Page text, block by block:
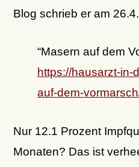
Blog schrieb er am
“Masern auf dem
https://hausarzt-in-
auf-dem-
Nur 12.1 Prozent
Monaten? Das ist